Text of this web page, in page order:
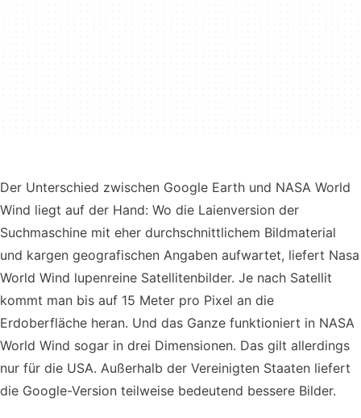
Der Unterschied zwischen Google Earth und NASA World
Wind liegt auf der Hand: Wo die Laienversion der
Suchmaschine mit eher durchschnittlichem Bildmaterial
und kargen geografischen Angaben aufwartet, liefert Nasa
World Wind lupenreine Satellitenbilder. Je nach Satellit
kommt man bis auf 15 Meter pro Pixel an die
Erdoberfläche heran. Und das Ganze funktioniert in NASA
World Wind sogar in drei Dimensionen. Das gilt allerdings
nur für die USA. Außerhalb der Vereinigten Staaten liefert
die Google-Version teilweise bedeutend bessere Bilder.